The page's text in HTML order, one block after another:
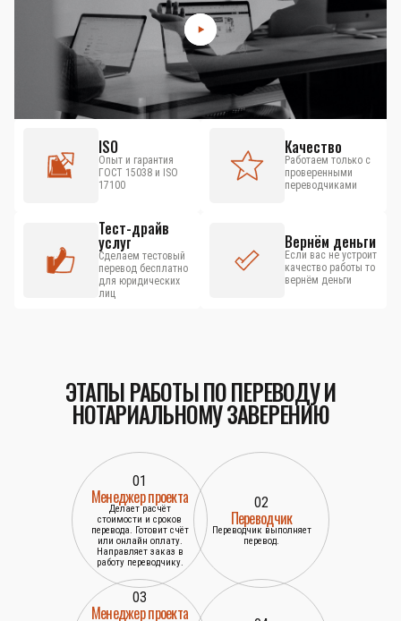
ISO
Опыт и гарантия
ГОСТ 15038 и ISO
17100
Качество
Работаем только с
проверенными
переводчиками
Тест-драйв
услуг
Сделаем тестовый
перевод бесплатно
для юридических
лиц
Вернём деньги
Если вас не устроит
качество работы то
вернём деньги
ЭТАПЫ РАБОТЫ ПО ПЕРЕВОДУ И
НОТАРИАЛЬНОМУ ЗАВЕРЕНИЮ
01
Менеджер проекта
Делает расчёт
стоимости и сроков
перевода. Готовит счёт
или онлайн оплату.
Направляет заказ в
работу переводчику.
02
Переводчик
Переводчик выполняет
перевод.
03
Менеджер проекта